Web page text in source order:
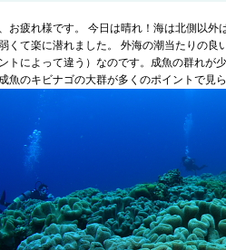
お疲れ様です。 今日は晴れ！海は北側以
くて楽に潜れました。 外海の潮当たりの良
トによって違う）なのです。成魚の群れが
魚のキビナゴの大群が多くのポイントで見